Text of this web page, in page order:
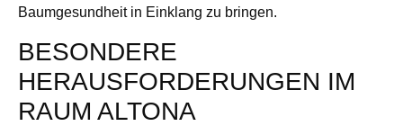
Baumgesundheit in Einklang zu bringen.
BESONDERE
HERAUSFORDERUNGEN IM
RAUM ALTONA